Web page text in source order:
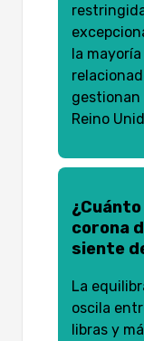
la
gestionan
Reino
corona
siente
La
oscila
libras y